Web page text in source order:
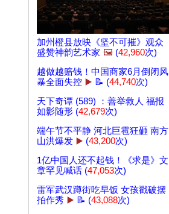
加州橙县放映《坚不可摧》观众
盛赞神韵艺术家 🖼️ (42,960次)
越做越赔钱！中国商家6月倒闭风
暴全面失控 ▶️ 📝 (44,740次)
天下奇谭 (589) ：善举救人 福报
如影随形 (42,679次)
端午节不平静 河北巨雹狂砸 南方
山洪爆发 ▶️ (43,200次)
1亿中国人还不起钱！《求是》文
章罕见喊话 (47,053次)
雷军武汉蹲街吃早饭 女孩戳破摆
拍作秀 ▶️ 📝 (43,088次)